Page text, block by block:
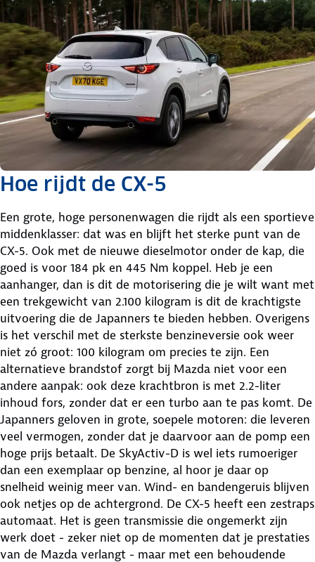
Hoe rijdt de CX-5
Een grote, hoge personenwagen die rijdt als een sportieve
middenklasser: dat was en blijft het sterke punt van de
CX-5. Ook met de nieuwe dieselmotor onder de kap, die
goed is voor 184 pk en 445 Nm koppel. Heb je een
aanhanger, dan is dit de motorisering die je wilt want met
een trekgewicht van 2.100 kilogram is dit de krachtigste
uitvoering die de Japanners te bieden hebben. Overigens
is het verschil met de sterkste benzineversie ook weer
niet zó groot: 100 kilogram om precies te zijn. Een
alternatieve brandstof zorgt bij Mazda niet voor een
andere aanpak: ook deze krachtbron is met 2.2-liter
inhoud fors, zonder dat er een turbo aan te pas komt. De
Japanners geloven in grote, soepele motoren: die leveren
veel vermogen, zonder dat je daarvoor aan de pomp een
hoge prijs betaalt. De SkyActiv-D is wel iets rumoeriger
dan een exemplaar op benzine, al hoor je daar op
snelheid weinig meer van. Wind- en bandengeruis blijven
ook netjes op de achtergrond. De CX-5 heeft een zestraps
automaat. Het is geen transmissie die ongemerkt zijn
werk doet - zeker niet op de momenten dat je prestaties
van de Mazda verlangt - maar met een behoudende